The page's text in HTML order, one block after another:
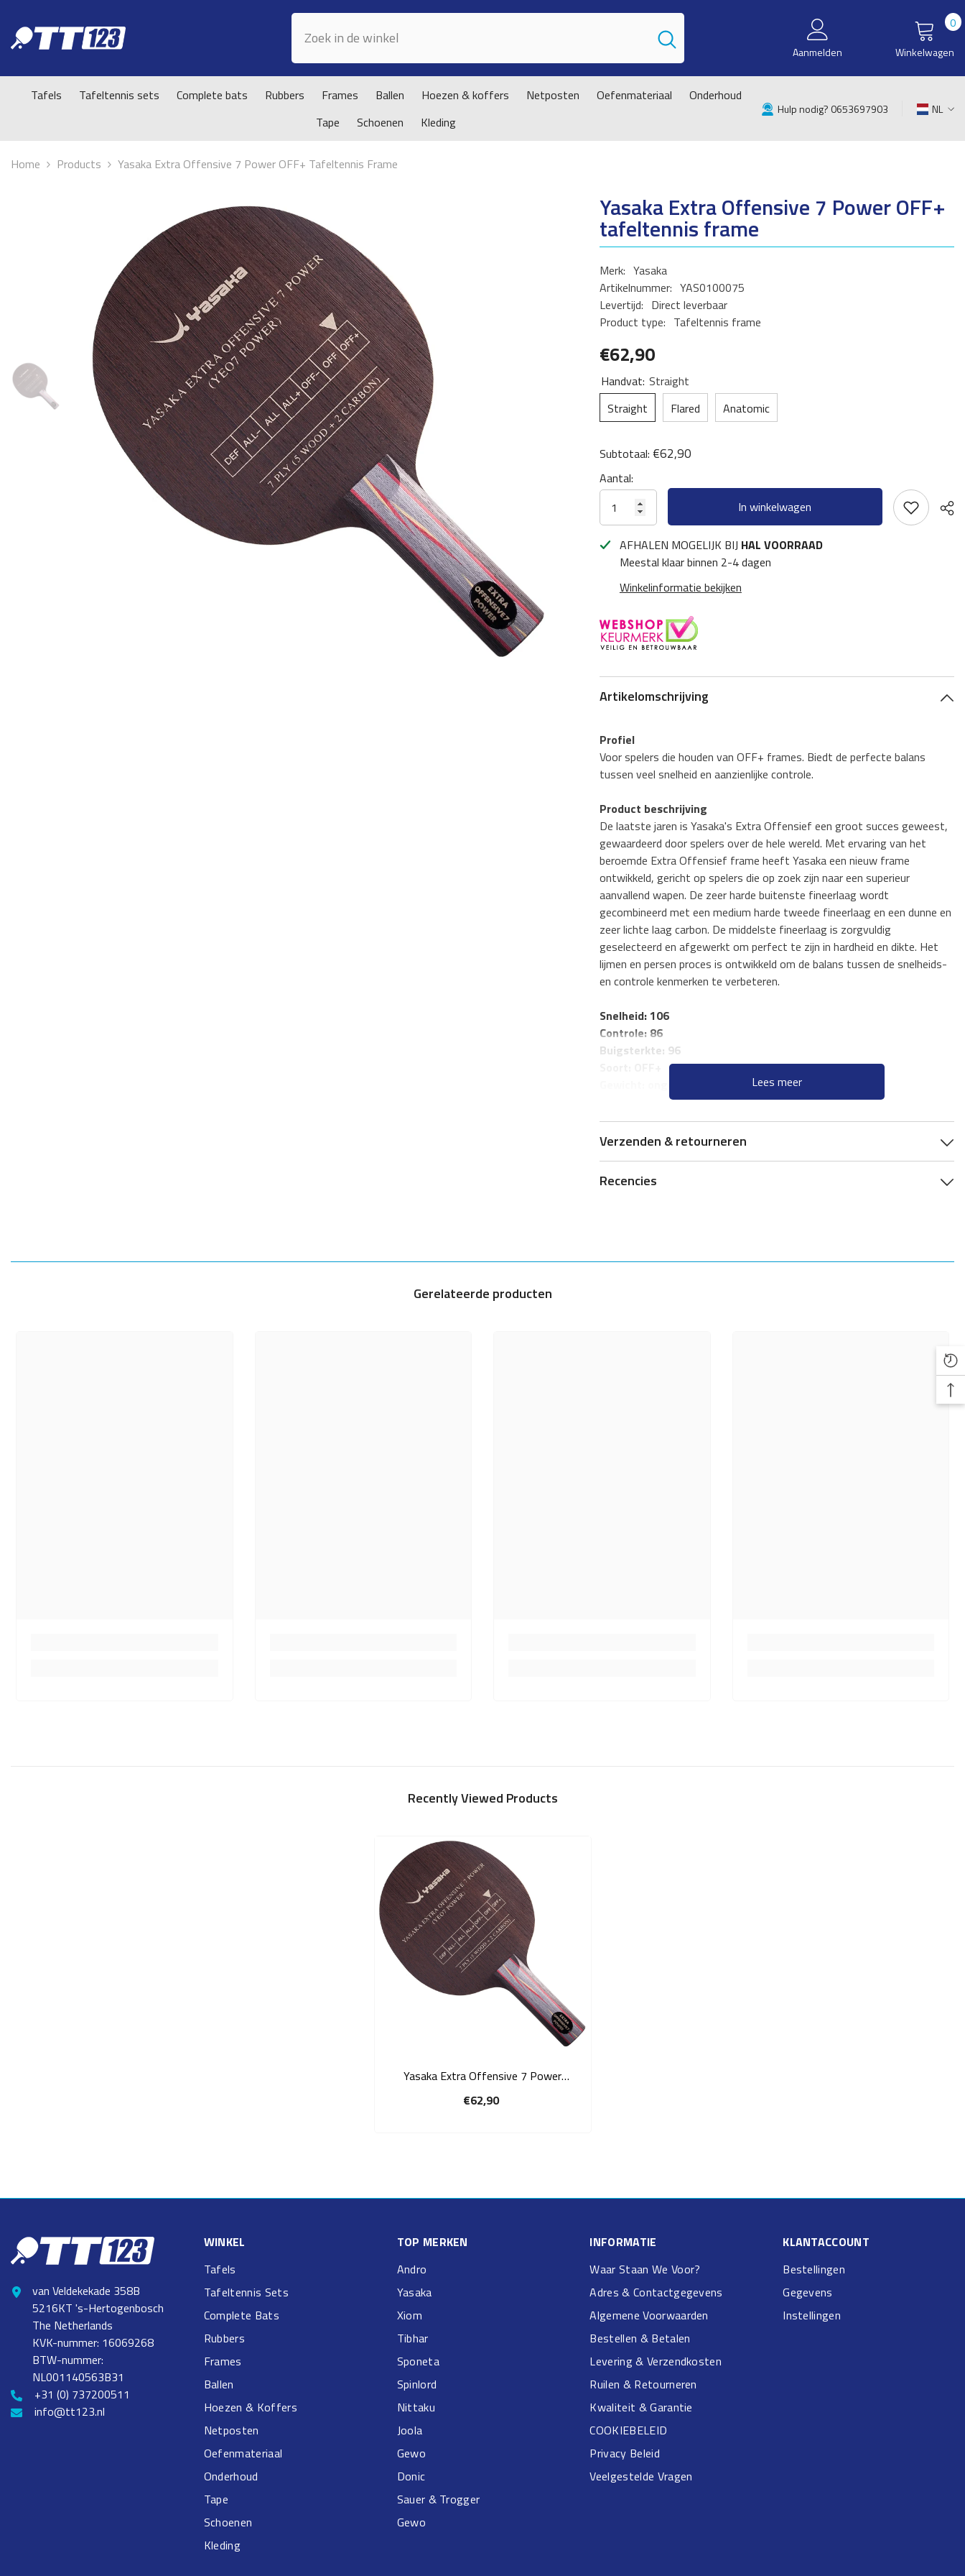
Aanmelden Winkelwagen
00
Tafels Tafeltennis sets Complete bats Rubbers Frames Ballen Hoezen & koffers Netposten Oefenmateriaal
Onderhoud
Tape
Schoenen Kleding
Hulp nodig? 0653697903 NL
Home Products Yasaka Extra Offensive 7 Power OFF+ Tafeltennis Frame
Yasaka Extra Offensive 7 Power OFF+
tafeltennis frame
Merk: Yasaka
Artikelnummer: YAS0100075
Levertijd: Direct leverbaar
Product type: Tafeltennis frame
€62,90
Handvat: Straight
Straight
Flared Anatomic
Subtotaal: €62,90
Aantal:
In winkelwagen
AFHALEN MOGELIJK BIJ HAL VOORRAAD
Meestal klaar binnen 2-4 dagen
Winkelinformatie bekijken
Artikelomschrijving
Profiel
Voor spelers die houden van OFF+ frames. Biedt de perfecte balans
tussen veel snelheid en aanzienlijke controle.
Product beschrijving
De laatste jaren is Yasaka's Extra Offensief een groot succes geweest,
gewaardeerd door spelers over de hele wereld. Met ervaring van het
beroemde Extra Offensief frame heeft Yasaka een nieuw frame
ontwikkeld, gericht op spelers die op zoek zijn naar een superieur
aanvallend wapen. De zeer harde buitenste fineerlaag wordt
gecombineerd met een medium harde tweede fineerlaag en een dunne en
zeer lichte laag carbon. De middelste fineerlaag is zorgvuldig
geselecteerd en afgewerkt om perfect te zijn in hardheid en dikte. Het
lijmen en persen proces is ontwikkeld om de balans tussen de snelheids-
en controle kenmerken te verbeteren.
Snelheid: 106
Controle: 86
Buigsterkte: 96
Lagen: 5 hout + 2 carbon
Lees meer
Verzenden & retourneren
Recencies
Gerelateerde producten
Recently Viewed Products
Yasaka Extra Offensive 7 Power
OFF+ tafeltennis frame
€62,90
van Veldekekade 358B
5216KT 's-Hertogenbosch
The Netherlands
KVK-nummer: 16069268
BTW-nummer:
NL001140563B31
+31 (0) 737200511
info@tt123.nl
WINKEL
Tafels
Tafeltennis Sets
Complete Bats
Rubbers
Frames
Ballen
Hoezen & Koffers
Netposten
Oefenmateriaal
Onderhoud
Tape
Schoenen
Kleding
TOP MERKEN
Andro
Yasaka
Xiom
Tibhar
Sponeta
Spinlord
Nittaku
Joola
Gewo
Donic
Sauer & Trogger
Gewo
INFORMATIE
Waar Staan We Voor?
Adres & Contactgegevens
Algemene Voorwaarden
Bestellen & Betalen
Levering & Verzendkosten
Ruilen & Retourneren
Kwaliteit & Garantie
COOKIEBELEID
Privacy Beleid
Veelgestelde Vragen
KLANTACCOUNT
Bestellingen
Gegevens
Instellingen